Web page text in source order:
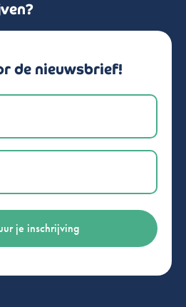
de nieuwsbrief!